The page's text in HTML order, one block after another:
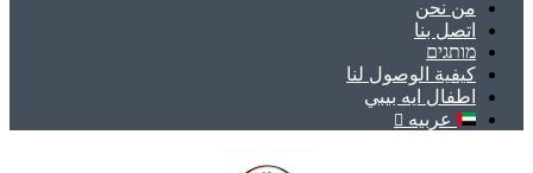
ﻣﻦ ﻧﺤﻦ
اتصل بنا
מותגים
كيفية الوصول لنا
اطفال ايه بيبي
عربيه